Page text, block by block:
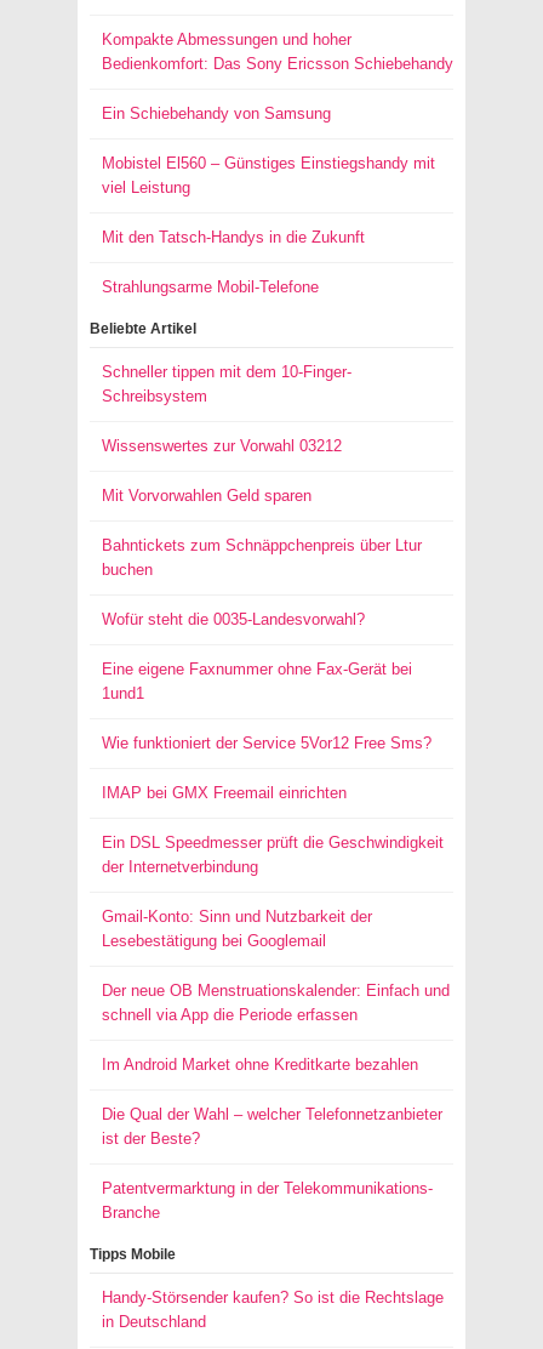
Kompakte Abmessungen und hoher
Bedienkomfort: Das Sony Ericsson Schiebehandy
Ein Schiebehandy von Samsung
Mobistel El560 – Günstiges Einstiegshandy mit
viel Leistung
Mit den Tatsch-Handys in die Zukunft
Strahlungsarme Mobil-Telefone
Beliebte Artikel
Schneller tippen mit dem 10-Finger-
Schreibsystem
Wissenswertes zur Vorwahl 03212
Mit Vorvorwahlen Geld sparen
Bahntickets zum Schnäppchenpreis über Ltur
buchen
Wofür steht die 0035-Landesvorwahl?
Eine eigene Faxnummer ohne Fax-Gerät bei
1und1
Wie funktioniert der Service 5Vor12 Free Sms?
IMAP bei GMX Freemail einrichten
Ein DSL Speedmesser prüft die Geschwindigkeit
der Internetverbindung
Gmail-Konto: Sinn und Nutzbarkeit der
Lesebestätigung bei Googlemail
Der neue OB Menstruationskalender: Einfach und
schnell via App die Periode erfassen
Im Android Market ohne Kreditkarte bezahlen
Die Qual der Wahl – welcher Telefonnetzanbieter
ist der Beste?
Patentvermarktung in der Telekommunikations-
Branche
Tipps Mobile
Handy-Störsender kaufen? So ist die Rechtslage
in Deutschland